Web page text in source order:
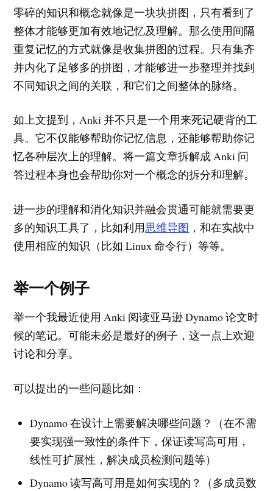
零碎的知识和概念就像是一块块拼图，只有看到了
整体才能够更加有效地记忆及理解。那么使用间隔
重复记忆的方式就像是收集拼图的过程。只有集齐
并内化了足够多的拼图，才能够进一步整理并找到
不同知识之间的关联，和它们之间整体的脉络。
如上文提到，Anki 并不只是一个用来死记硬背的工
具。它不仅能够帮助你记忆信息，还能够帮助你记
忆各种层次上的理解。将一篇文章拆解成 Anki 问
答过程本身也会帮助你对一个概念的拆分和理解。
进一步的理解和消化知识并融会贯通可能就需要更
多的知识工具了，比如利用思维导图 ，和在实战中
使用相应的知识（比如 Linux 命令行）等等。
举一个例子
举一个我最近使用 Anki 阅读亚马逊 Dynamo 论文时
候的笔记。可能未必是最好的例子，这一点上欢迎
讨论和分享。
可以提出的一些问题比如：
Dynamo 在设计上需要解决哪些问题？（在不需
要实现强一致性的条件下，保证读写高可用，
线性可扩展性，解决成员检测问题等）
Dynamo 读写高可用是如何实现的？（多成员数